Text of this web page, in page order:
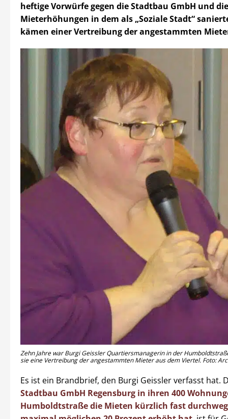
heftige Vorwürfe gegen die Stadtbau GmbH und die
Mieterhöhungen in dem als „Soziale Stadt“
kämen einer Vertreibung der angestammten
Zehn Jahre war Burgi Geissler Quartiersmanagerin in der
sie eine Vertreibung der angestammten Mieter aus dem Viertel. Foto:
Es ist ein Brandbrief, den Burgi Geissler verfasst hat.
Stadtbau GmbH Regensburg in ihren 400
Humboldtstraße die Mieten kürzlich fast